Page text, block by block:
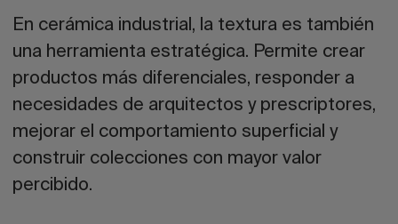
En cerámica industrial, la textura es también
una herramienta estratégica. Permite crear
productos más diferenciales, responder a
necesidades de arquitectos y prescriptores,
mejorar el comportamiento superficial y
construir colecciones con mayor valor
percibido.